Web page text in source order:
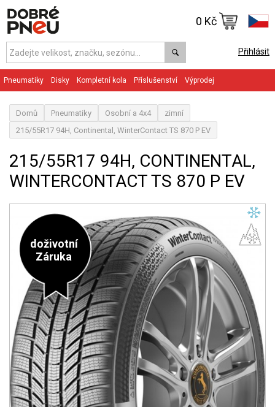
Přihlásit
0 Kč
Pneumatiky Disky Kompletní kola Příslušenství Výprodej
Domů Pneumatiky Osobní a 4x4
zimní
215/55R17 94H, Continental, WinterContact TS 870 P EV
215/55R17 94H, CONTINENTAL,
WINTERCONTACT TS 870 P EV
doživotní
Záruka